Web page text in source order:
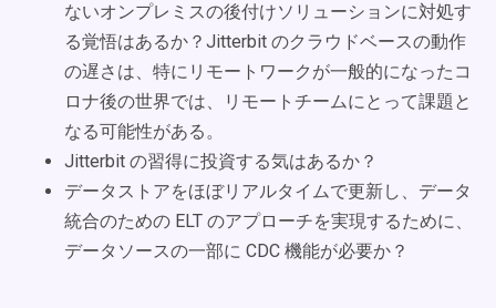
ないオンプレミスの後付けソリューションに対処す
る覚悟はあるか？Jitterbit のクラウドベースの動作
の遅さは、特にリモートワークが一般的になったコ
ロナ後の世界では、リモートチームにとって課題と
なる可能性がある。
Jitterbit の習得に投資する気はあるか？
データストアをほぼリアルタイムで更新し、データ
統合のための ELT のアプローチを実現するために、
データソースの一部に CDC 機能が必要か？